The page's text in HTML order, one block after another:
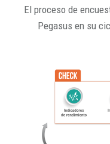
El proceso de
Pegasus en su